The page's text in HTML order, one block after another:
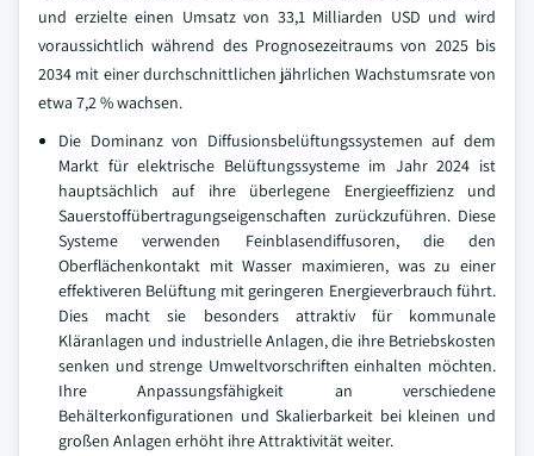
und erzielte einen Umsatz von 33,1 Milliarden USD und wird
voraussichtlich während des Prognosezeitraums von 2025 bis
2034 mit einer durchschnittlichen jährlichen Wachstumsrate von
etwa 7,2 % wachsen.
Die Dominanz von Diffusionsbelüftungssystemen auf dem
Markt für elektrische Belüftungssysteme im Jahr 2024 ist
hauptsächlich auf ihre überlegene Energieeffizienz und
Sauerstoffübertragungseigenschaften zurückzuführen. Diese
Systeme verwenden Feinblasendiffusoren, die den
Oberflächenkontakt mit Wasser maximieren, was zu einer
effektiveren Belüftung mit geringeren Energieverbrauch führt.
Dies macht sie besonders attraktiv für kommunale
Kläranlagen und industrielle Anlagen, die ihre Betriebskosten
senken und strenge Umweltvorschriften einhalten möchten.
Ihre Anpassungsfähigkeit an verschiedene
Behälterkonfigurationen und Skalierbarkeit bei kleinen und
großen Anlagen erhöht ihre Attraktivität weiter.